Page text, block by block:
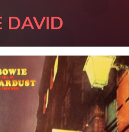
DAVID